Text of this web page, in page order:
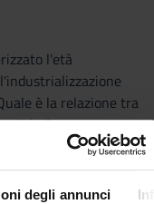
degli annunci
l'età
è la relazione tra
altre domande,
verso le peculiarità